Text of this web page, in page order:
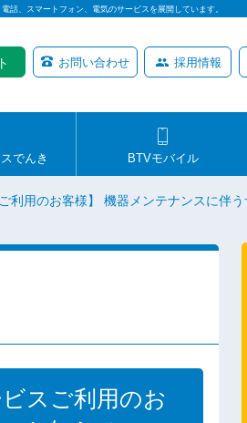
話、スマートフォン、電気のサービスを展開しています。
お問い合わせ 採用情報
でんき BTVモバイル
利用のお客様】 機器メンテナンスに伴
スご利用のお